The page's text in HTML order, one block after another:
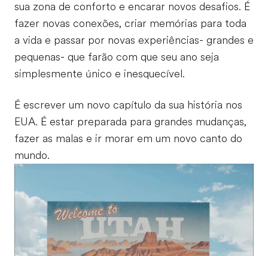
sua zona de conforto e encarar novos desafios. É
fazer novas conexões, criar memórias para toda
a vida e passar por novas experiências- grandes e
pequenas- que farão com que seu ano seja
simplesmente único e inesquecível.
É escrever um novo capítulo da sua história nos
EUA. É estar preparada para grandes mudanças,
fazer as malas e ir morar em um novo canto do
mundo.